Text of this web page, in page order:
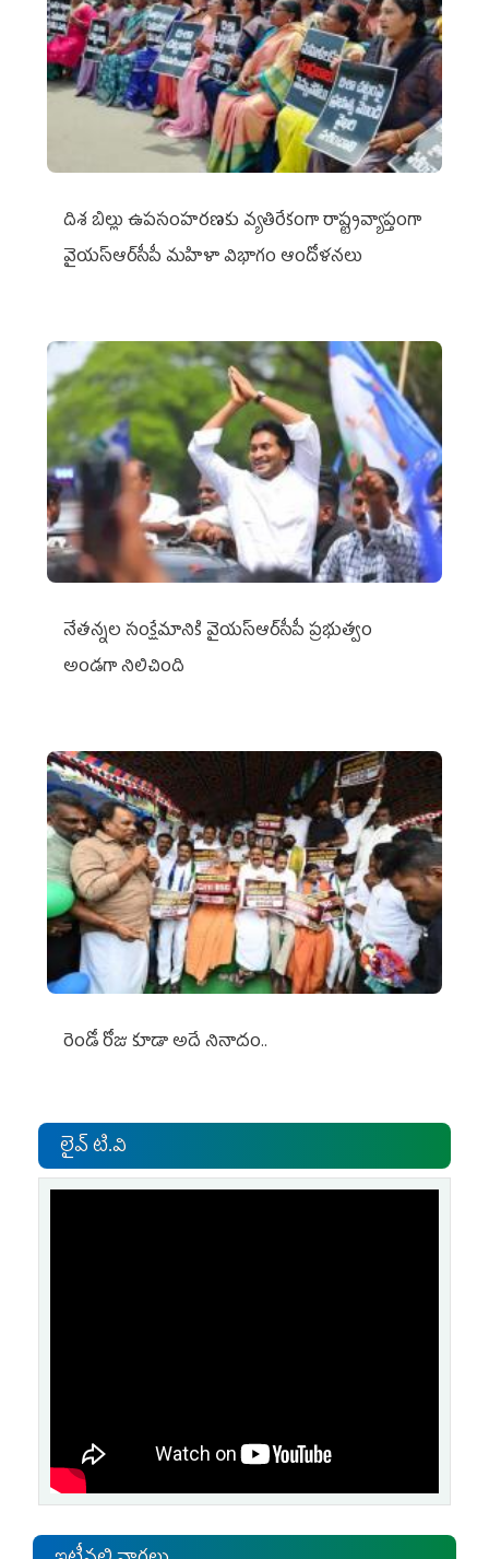
దిశ బిల్లు ఉపసంహరణకు వ్యతిరేకంగా రాష్ట్రవ్యాప్తంగా
వైయ‌స్ఆర్‌సీపీ మహిళా విభాగం ఆందోళనలు
నేతన్నల సంక్షేమానికి వైయ‌స్ఆర్‌సీపీ ప్రభుత్వం
అండగా నిలిచింది
రెండో రోజు కూడా అదే నినాదం..
లైవ్ టి.వి